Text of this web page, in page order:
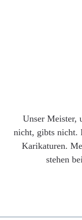
Unser Meister,
nicht, gibts nicht.
Karikaturen.
stehen